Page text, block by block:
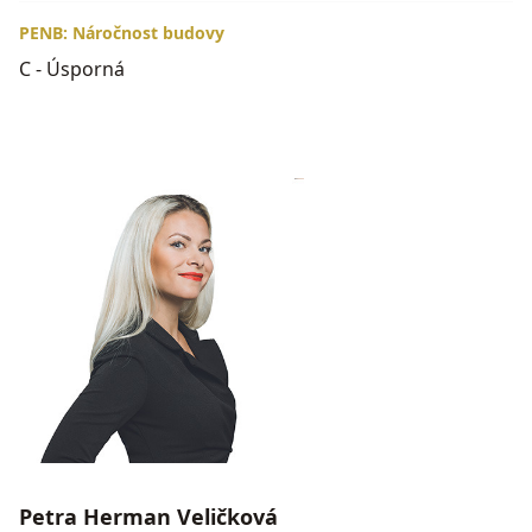
PENB: Náročnost budovy
C - Úsporná
Petra Herman Veličková